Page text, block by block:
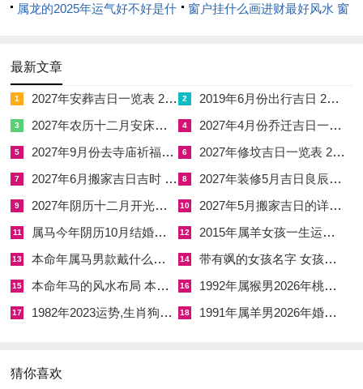
女方:1992年属猴（壬申年八字:壬申 庚戌 己卯 乙亥）
择日逻辑:
1.调同五行:女方日柱“己卯”需避酉日（卯酉冲），男方日柱“戊
午”需避子日（午冲）。
2.优选吉神:2025年8月21日（乙巳年甲申月壬戌日）；司命吉神
值日;戌土合卯木;化解女方日柱相冲；
午时（11-13点）火旺生土，增强男方戊土根基。
3.方位加持
：仪式主台设在西北（岁破位需用红色地毯压制）、
新娘从西南入场引动财星.
看富豪
配偶生肖
属龙的2025年运气好不好是什
2025年属龙人的全年运势
窗户挂什么画进财最好风水 窗
最新文章
1 2027年安葬吉日一览表 2027年12月安葬吉日一览表 2 2019年6月份出行吉日 2027年6月出行吉日一览表
3 2027年农历十二月安床吉日 2027年正月安床吉日吉时查询 4 2027年4月份乔迁吉日一览表 2027年4月乔迁吉日吉时查询
5 2027年9月份去寺庙祈福的日子 2027年5月去寺庙吉日一览表 6 2027年修坟吉日一览表 2027年农历2月修坟吉日一览表
7 2027年6月搬家吉日吉时 2027年农历6月搬家吉日一览表 8 2027年装修5月吉日良辰查询表 2027年农历5月装修吉日一览表
9 2027年阴历十二月开光吉日 2027年12月开光吉日一览表 10 2027年5月搬家吉日的详细解释 2027年5月搬家吉日吉时查询
11 属马今年阴历10月结婚好吗 属马还有几年本命年结婚呢好吗 12 2015年属羊女孩一生运势 2015年属羊女2026年健康运好吗
13 本命年属马男款戴什么财神 本命年属马男士戴什么好一点 14 带有飒的女孩名字 女孩取名字带飒字有什么名字好听
15 本命年马的风水布局 本命年马的佛像怎么摆放 16 1992年属猴男2026年桃花运 1992年属猴男2026年感情运如何
17 1982年2023运势,生肖狗1982年2023运势 18 1991年属羊男2026年婚姻运势 1991年属羊男2026年感情运如何
猜你喜欢